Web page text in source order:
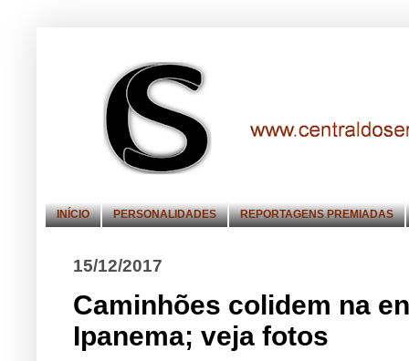
INÍCIO PERSONALIDADES REPORTAGENS PREMIADAS
15/12/2017
Caminhões colidem na
Ipanema; veja fotos